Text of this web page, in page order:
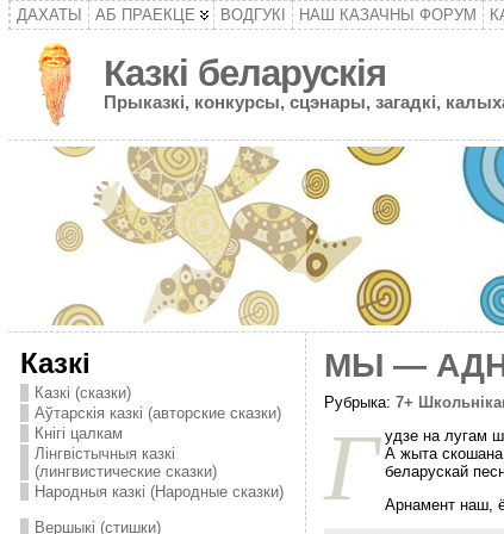
ДАХАТЫ АБ ПРАЕКЦЕ ВОДГУКІ НАШ КАЗАЧНЫ ФОРУМ
Казкі беларускія
Прыказкі, конкурсы, сцэнары, загадкі,
Казкі
Казкі (сказки)
Аўтарскія казкі (авторские сказки)
Кнігі цалкам
Лінгвістычныя казкі
(лингвистические сказки)
Народныя казкі (Народные сказки)
Вершыкі (стишки)
МЫ —
Рубрыка: 7+
Г удзе на лугам
А жыта
беларускай
Арнамент наш,